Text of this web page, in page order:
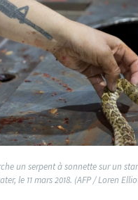
un serpent à sonnette sur un
le 11 mars 2018. (AFP / Loren